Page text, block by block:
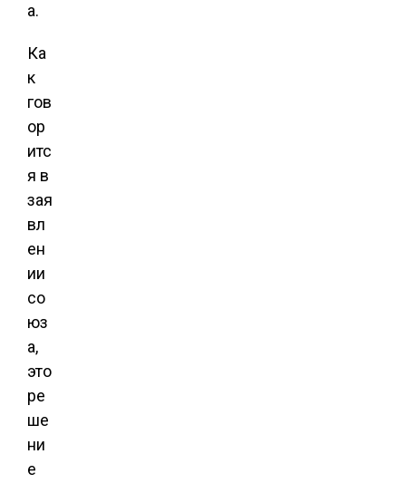
а.
Ка
к
гов
ор
итс
я в
зая
вл
ен
ии
со
юз
а,
это
ре
ше
ни
е